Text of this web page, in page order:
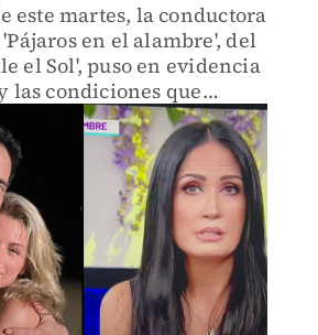
este martes, la conductora
en el alambre', del
el Sol', puso en evidencia
las condiciones que
acudir a una entrevista a
su película.